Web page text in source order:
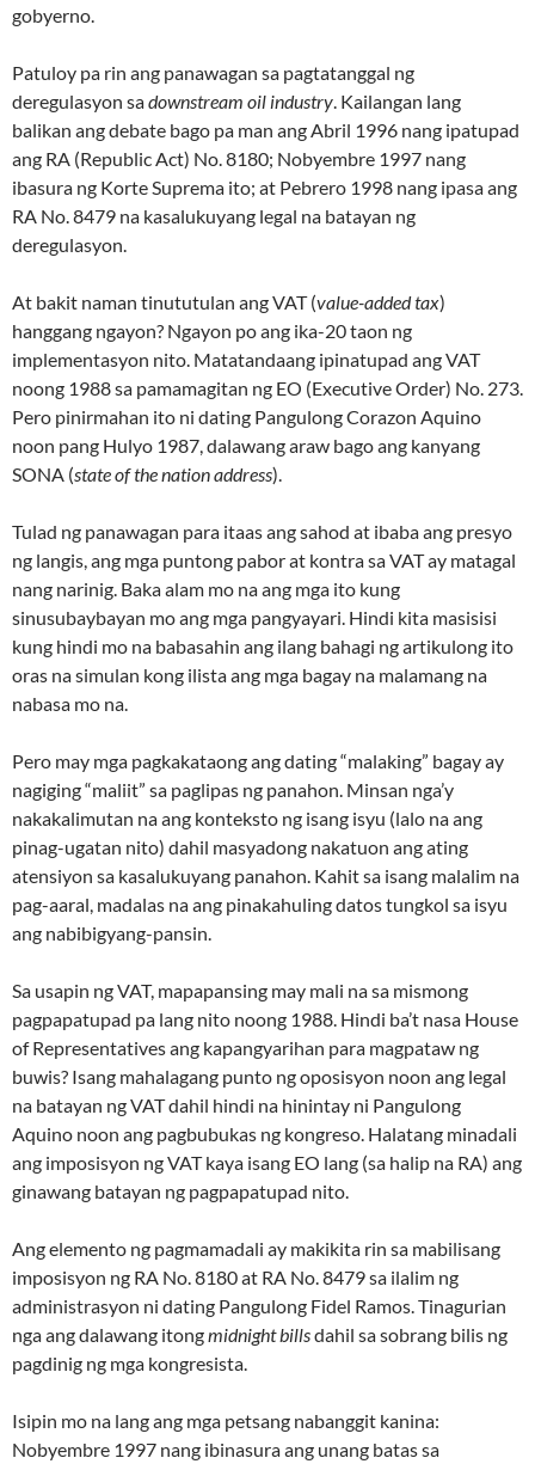
gobyerno.
Patuloy pa rin ang panawagan sa pagtatanggal ng
deregulasyon sadownstream oil industry. Kailangan lang
balikan ang debate bago pa man ang Abril 1996 nang ipatupad
ang RA (Republic Act) No. 8180; Nobyembre 1997 nang
ibasura ng Korte Suprema ito; at Pebrero 1998 nang ipasa ang
RA No. 8479 na kasalukuyang legal na batayan ng
deregulasyon.
At bakit naman tinututulan ang VAT (value-added tax)
hanggang ngayon? Ngayon po ang ika-20 taon ng
implementasyon nito. Matatandaang ipinatupad ang VAT
noong 1988 sa pamamagitan ng EO (Executive Order) No. 273.
Pero pinirmahan ito ni dating Pangulong Corazon Aquino
noon pang Hulyo 1987, dalawang araw bago ang kanyang
SONA (state of the nation address).
Tulad ng panawagan para itaas ang sahod at ibaba ang presyo
ng langis, ang mga puntong pabor at kontra sa VAT ay matagal
nang narinig. Baka alam mo na ang mga ito kung
sinusubaybayan mo ang mga pangyayari. Hindi kita masisisi
kung hindi mo na babasahin ang ilang bahagi ng artikulong ito
oras na simulan kong ilista ang mga bagay na malamang na
nabasa mo na.
Pero may mga pagkakataong ang dating “malaking” bagay ay
nagiging “maliit” sa paglipas ng panahon. Minsan nga’y
nakakalimutan na ang konteksto ng isang isyu (lalo na ang
pinag-ugatan nito) dahil masyadong nakatuon ang ating
atensiyon sa kasalukuyang panahon. Kahit sa isang malalim na
pag-aaral, madalas na ang pinakahuling datos tungkol sa isyu
ang nabibigyang-pansin.
Sa usapin ng VAT, mapapansing may mali na sa mismong
pagpapatupad pa lang nito noong 1988. Hindi ba’t nasa House
of Representatives ang kapangyarihan para magpataw ng
buwis? Isang mahalagang punto ng oposisyon noon ang legal
na batayan ng VAT dahil hindi na hinintay ni Pangulong
Aquino noon ang pagbubukas ng kongreso. Halatang minadali
ang imposisyon ng VAT kaya isang EO lang (sa halip na RA) ang
ginawang batayan ng pagpapatupad nito.
Ang elemento ng pagmamadali ay makikita rin sa mabilisang
imposisyon ng RA No. 8180 at RA No. 8479 sa ilalim ng
administrasyon ni dating Pangulong Fidel Ramos. Tinagurian
nga ang dalawang itongmidnight billsdahil sa sobrang bilis ng
pagdinig ng mga kongresista.
Isipin mo na lang ang mga petsang nabanggit kanina:
Nobyembre 1997 nang ibinasura ang unang batas sa